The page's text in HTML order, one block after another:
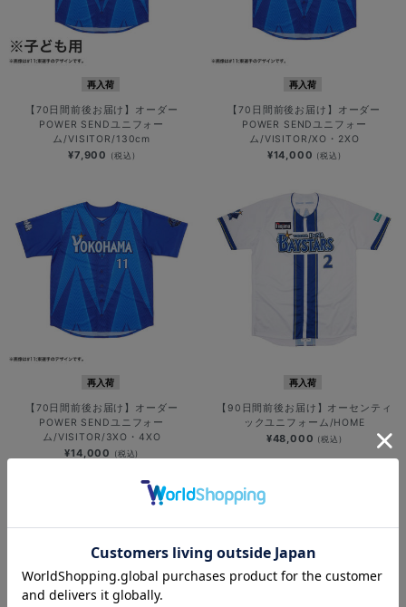
再入荷
【70日間前後お届け】オーダー
POWER SENDユニフォー
ム/VISITOR/130cm
¥7,900 (税込)
再入荷
【70日間前後お届け】オーダー
POWER SENDユニフォー
ム/VISITOR/XO・2XO
¥14,000 (税込)
再入荷
【70日間前後お届け】オーダー
POWER SENDユニフォー
ム/VISITOR/3XO・4XO
¥14,000 (税込)
再入荷
【90日間前後お届け】オーセンティ
ックユニフォーム/HOME
¥48,000 (税込)